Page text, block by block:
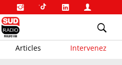
Articles Intervenez